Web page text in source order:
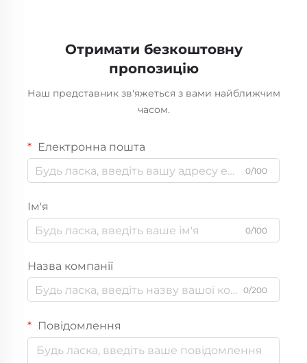
Отримати безкоштовну
пропозицію
Наш представник зв'яжеться з вами найближчим
часом.
Електронна пошта
0/100
Ім'я
0/100
Назва компанії
0/200
Повідомлення